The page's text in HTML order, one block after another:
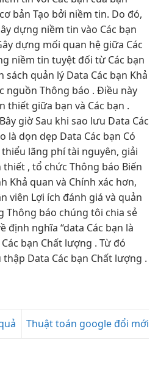
bản Tạo bởi niềm tin. Do đó,
dựng niềm tin vào Các bạn
dựng mối quan hệ giữa Các
niềm tin tuyệt đối từ Các bạn
sách quản lý Data Các bạn Khả
nguồn Thông báo . Điều này
thiết giữa bạn và Các bạn .
giờ Sau khi sao lưu Data Các
là dọn dẹp Data Các bạn Có
lãng phí tài nguyên, giải
, tổ chức Thông báo Biến
Khả quan và Chính xác hơn,
viên Lợi ích đánh giá và quản
Thông báo chúng tôi chia sẻ
định nghĩa “data Các bạn là
bạn Chất lượng . Từ đó
Data Các bạn Chất lượng .
Thuật toán google đổi mới